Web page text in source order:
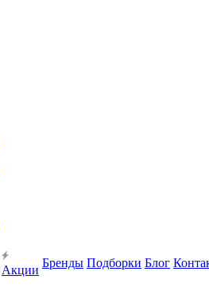
Акции
Бренды Подборки Блог